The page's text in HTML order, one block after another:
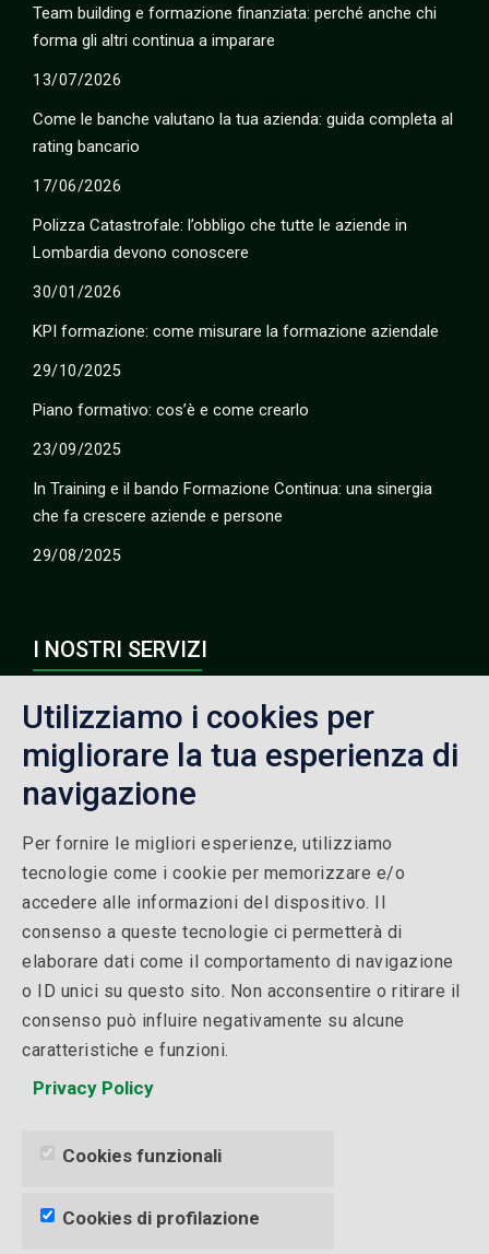
Team building e formazione finanziata: perché anche chi
forma gli altri continua a imparare
13/07/2026
Come le banche valutano la tua azienda: guida completa al
rating bancario
17/06/2026
Polizza Catastrofale: l’obbligo che tutte le aziende in
Lombardia devono conoscere
30/01/2026
KPI formazione: come misurare la formazione aziendale
29/10/2025
Piano formativo: cos’è e come crearlo
23/09/2025
In Training e il bando Formazione Continua: una sinergia
che fa crescere aziende e persone
29/08/2025
I NOSTRI SERVIZI
Corsi di Formazione
Formazione Finanziata
Formazione Finanziata Brescia
QUALITÀ
Politica della qualità
Certificazione ISO 9001
Ente Accreditato Reg. Lombardia N° Iscriz. Albo: 1436
del 09/07/2024
Whistleblowing
L.124/17
Utilizziamo i cookies per
migliorare la tua esperienza di
navigazione
Per fornire le migliori esperienze, utilizziamo
tecnologie come i cookie per memorizzare e/o
accedere alle informazioni del dispositivo. Il
consenso a queste tecnologie ci permetterà di
elaborare dati come il comportamento di navigazione
o ID unici su questo sito. Non acconsentire o ritirare il
consenso può influire negativamente su alcune
caratteristiche e funzioni.
Privacy Policy
Cookies funzionali
Cookies di profilazione